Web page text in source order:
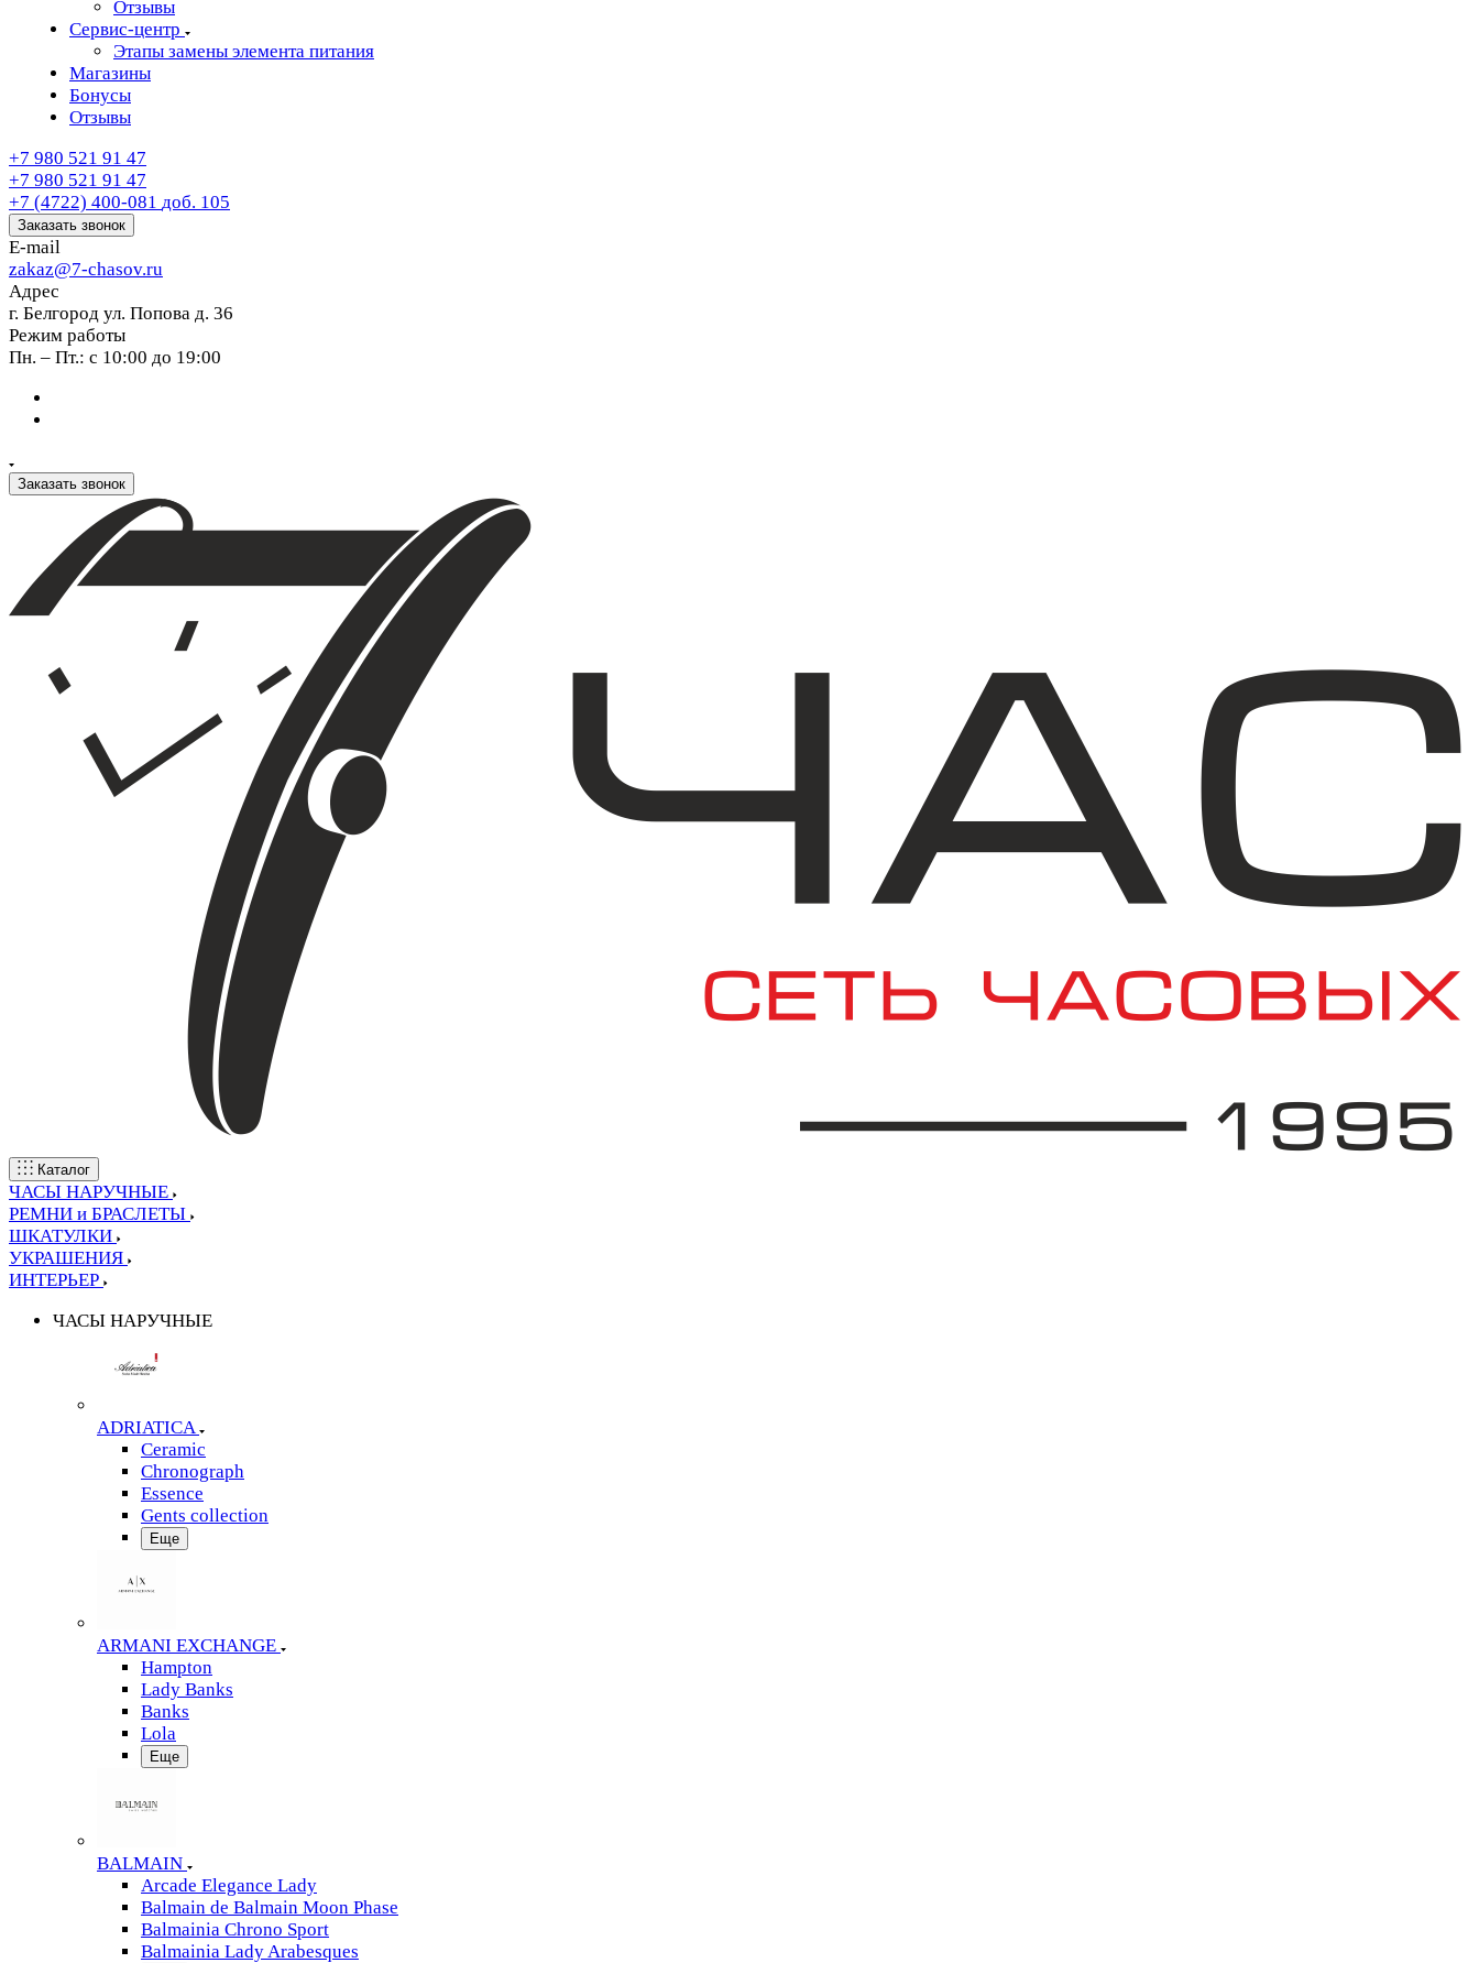
Отзывы
Сервис-центр
Этапы замены элемента питания
Магазины
Бонусы
Отзывы
+7 980 521 91 47
+7 980 521 91 47
+7 (4722) 400-081 доб. 105
Заказать звонок
E-mail
zakaz@7-chasov.ru
Адрес
г. Белгород ул. Попова д. 36
Режим работы
Пн. – Пт.: с 10:00 до 19:00
Заказать звонок
Каталог
ЧАСЫ НАРУЧНЫЕ
РЕМНИ и БРАСЛЕТЫ
ШКАТУЛКИ
УКРАШЕНИЯ
ИНТЕРЬЕР
ЧАСЫ НАРУЧНЫЕ
ADRIATICA
Ceramic
Chronograph
Essence
Gents collection
Еще
ARMANI EXCHANGE
Hampton
Lady Banks
Banks
Lola
Еще
BALMAIN
Arcade Elegance Lady
Balmain de Balmain Moon Phase
Balmainia Chrono Sport
Balmainia Lady Arabesques